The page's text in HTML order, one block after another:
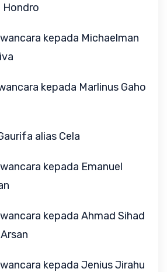
Hondro
kepada Michaelman
kepada Marlinus Gaho
alias Cela
kepada Emanuel
kepada Ahmad Sihad
kepada Jenius Jirahu